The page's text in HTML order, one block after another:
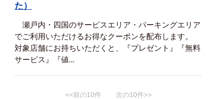
た）
瀬戸内・四国のサービスエリア・パーキングエリア
でご利用いただけるお得なクーポンを配布します。
対象店舗にお持ちいただくと、『プレゼント』『無料
サービス』『値...
<<前の10件 次の10件>>